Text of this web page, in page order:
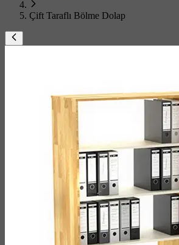
Çift Taraflı Bölme Dolap